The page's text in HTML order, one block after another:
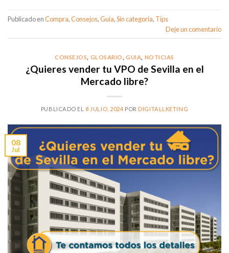
Publicado enCompra,Consejos,Guia,Sin categoría, Tips
Deje un comentario
CONSEJOS GLOSARIO ,GUIA NOTICIAS
¿Quieres vender tu VPO de Sevilla en el
Mercado libre?
PUBLICADO EL 8 JULIO, 2024 POR DIGITALLKETING
08
Jul